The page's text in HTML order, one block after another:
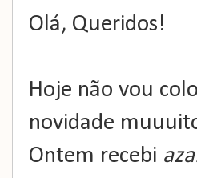
Olá, Queridos!
Hoje não vou
novidade
Ontem recebi